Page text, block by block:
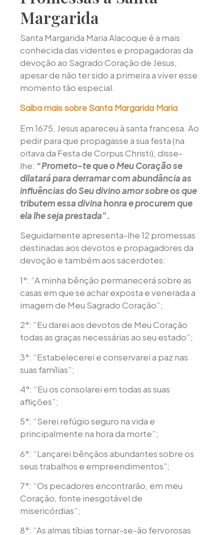
Margarida
Santa Margarida Maria Alacoque é a mais
conhecida das videntes e propagadoras da
devoção ao Sagrado Coração de Jesus,
apesar de não ter sido a primeira a viver esse
momento tão especial.
Saiba mais sobre Santa Margarida Maria
Em 1675, Jesus apareceu à santa francesa. Ao
pedir para que propagasse a sua festa (na
oitava da Festa de Corpus Christi), disse-
lhe: “Prometo-te que o Meu Coração se
dilatará para derramar com abundância as
influências do Seu divino amor sobre os que
tributem essa divina honra e procurem que
ela lhe seja prestada”.
Seguidamente apresenta-lhe 12 promessas
destinadas aos devotos e propagadores da
devoção e também aos sacerdotes:
1°: “A minha bênção permanecerá sobre as
casas em que se achar exposta e venerada a
imagem de Meu Sagrado Coração”;
2°: “Eu darei aos devotos de Meu Coração
todas as graças necessárias ao seu estado”;
3°: “Estabelecerei e conservarei a paz nas
suas famílias”;
4°: “Eu os consolarei em todas as suas
aflições”;
5°: “Serei refúgio seguro na vida e
principalmente na hora da morte”;
6°: “Lançarei bênçãos abundantes sobre os
seus trabalhos e empreendimentos”;
7°: “Os pecadores encontrarão, em meu
Coração, fonte inesgotável de
misericórdias”;
8°: “As almas tíbias tornar-se-ão fervorosas